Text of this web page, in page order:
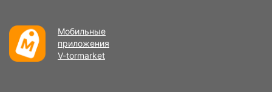
Мобильные
приложения
V-tormarket